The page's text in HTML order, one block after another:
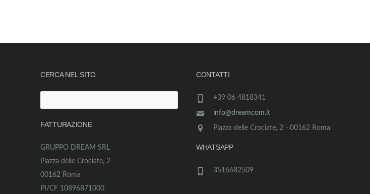
CERCA NEL SITO
per:
FATTURAZIONE
GRUPPO DREAM SRL
Piazza delle Crociate, 2
00162 Roma
PI/CF 10896871000
CONTATTI
+39 06 4818341
info@dreamcom.it
Piazza delle Crociate, 2 - 00162 Roma
WHATSAPP
3516682509